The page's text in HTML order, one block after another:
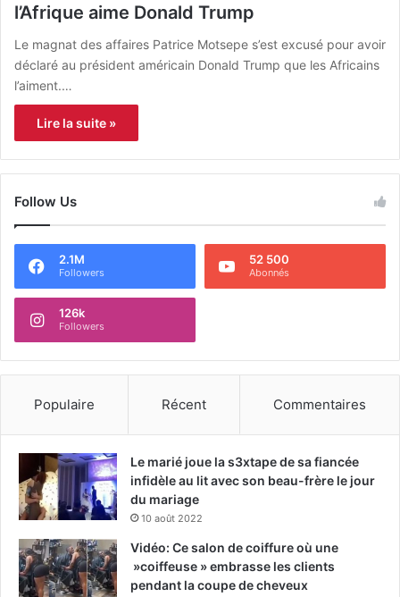
l’Afrique aime Donald Trump
Le magnat des affaires Patrice Motsepe s’est excusé pour avoir
déclaré au président américain Donald Trump que les Africains
l’aiment.…
Lire la suite »
Follow Us
2.1M
Followers
52 500
Abonnés
126k
Followers
Populaire Récent Commentaires
Le marié joue la s3xtape de sa fiancée
infidèle au lit avec son beau-frère le jour
du mariage
10 août 2022
Vidéo: Ce salon de coiffure où une
»coiffeuse » embrasse les clients
pendant la coupe de cheveux